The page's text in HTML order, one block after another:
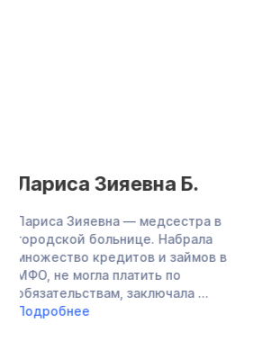
Ирина Николаевна Н.
Ирина Николаевна работала
кассиром в РЖД, воспитывает
двоих детей. Женщина оформила
кредиты и займы в банках и МФО,
но попала ...
Подробнее